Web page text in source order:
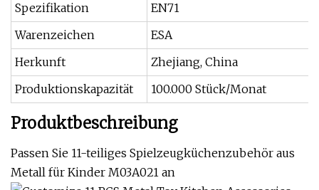
Spezifikation
EN71
Warenzeichen
ESA
Herkunft
Zhejiang, China
Produktionskapazität
100.000 Stück/Monat
Produktbeschreibung
Passen Sie 11-teiliges Spielzeugküchenzubehör aus
Metall für Kinder M03A021 an